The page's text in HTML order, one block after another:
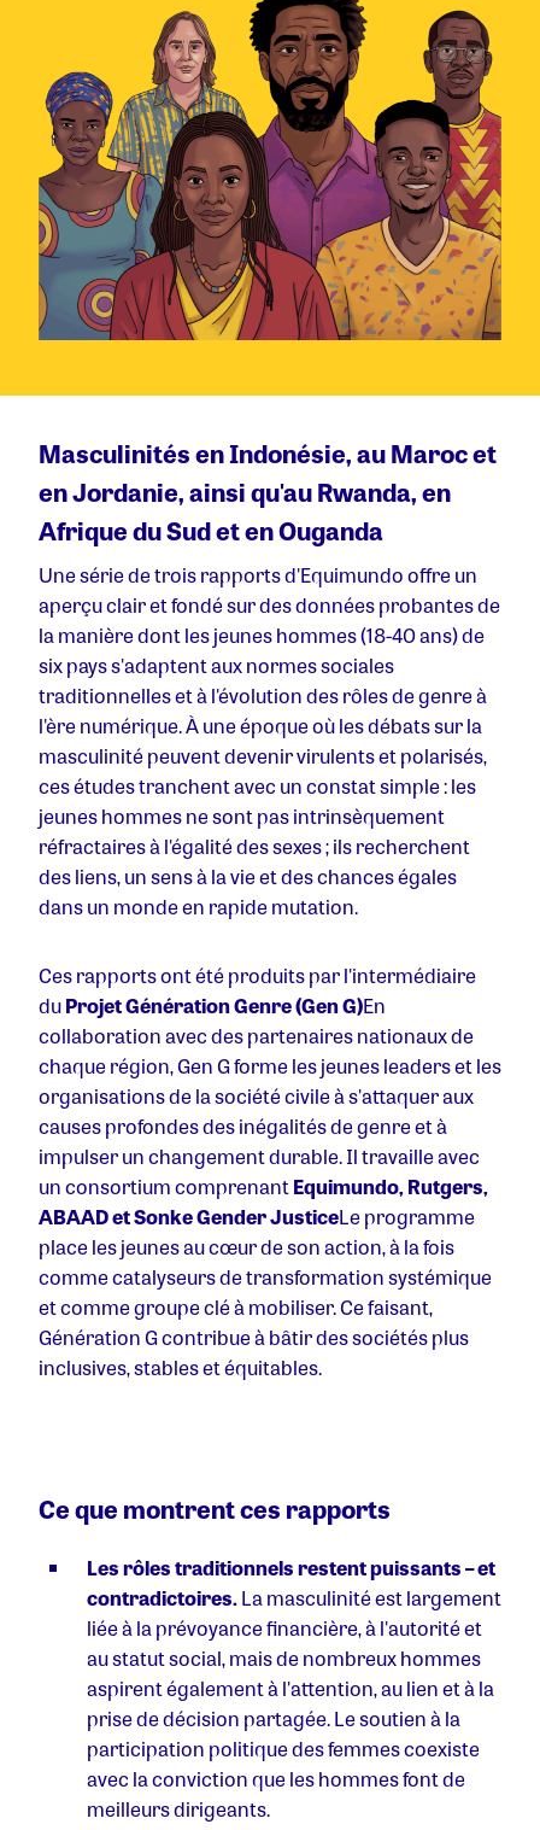
Masculinités en Indonésie, au Maroc et
en Jordanie, ainsi qu'au Rwanda, en
Afrique du Sud et en Ouganda
Une série de trois rapports d'Equimundo offre un
aperçu clair et fondé sur des données probantes de
la manière dont les jeunes hommes (18-40 ans) de
six pays s'adaptent aux normes sociales
traditionnelles et à l'évolution des rôles de genre à
l'ère numérique. À une époque où les débats sur la
masculinité peuvent devenir virulents et polarisés,
ces études tranchent avec un constat simple : les
jeunes hommes ne sont pas intrinsèquement
réfractaires à l'égalité des sexes ; ils recherchent
des liens, un sens à la vie et des chances égales
dans un monde en rapide mutation.
Ces rapports ont été produits par l'intermédiaire
duProjet Génération Genre (Gen G)En
collaboration avec des partenaires nationaux de
chaque région, Gen G forme les jeunes leaders et les
organisations de la société civile à s'attaquer aux
causes profondes des inégalités de genre et à
impulser un changement durable. Il travaille avec
un consortium comprenantEquimundo, Rutgers,
ABAAD et Sonke Gender JusticeLe programme
place les jeunes au cœur de son action, à la fois
comme catalyseurs de transformation systémique
et comme groupe clé à mobiliser. Ce faisant,
Génération G contribue à bâtir des sociétés plus
inclusives, stables et équitables.
Ce que montrent ces rapports
Les rôles traditionnels restent puissants – et
contradictoires.La masculinité est largement
liée à la prévoyance financière, à l'autorité et
au statut social, mais de nombreux hommes
aspirent également à l'attention, au lien et à la
prise de décision partagée. Le soutien à la
participation politique des femmes coexiste
avec la conviction que les hommes font de
meilleurs dirigeants.